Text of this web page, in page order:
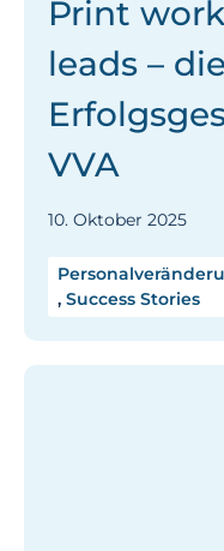
Print
leads – die
VVA
10. Oktober 2025
, Success Stories